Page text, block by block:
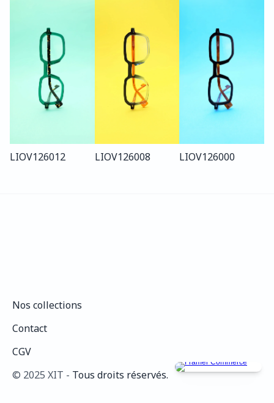
LIOV126012 LIOV126008 LIOV126000
©️ 2025 XIT - Tous droits réservés.
Nos collections
Contact
CGV